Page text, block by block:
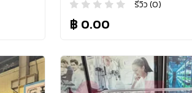
รีวิว (0)
฿ 0.00